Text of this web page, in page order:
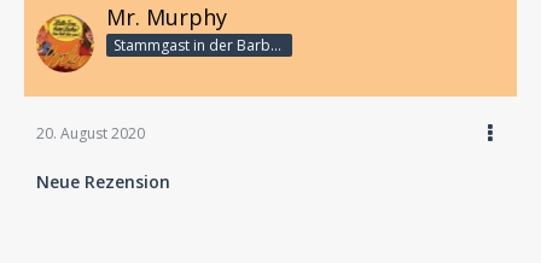
Mr. Murphy
Stammgast in der Barbarabar
20. August 2020
Neue Rezension